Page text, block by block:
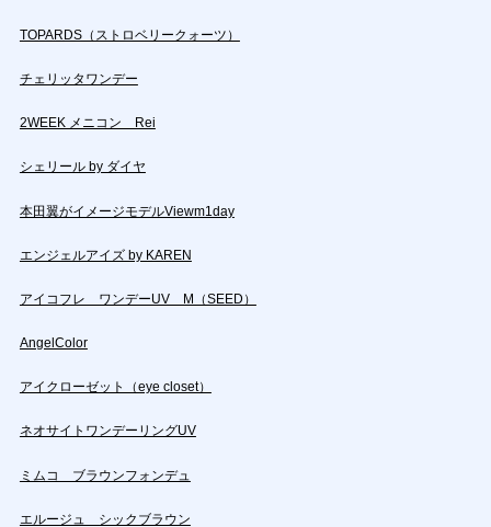
TOPARDS（ストロベリークォーツ）
チェリッタワンデー
2WEEK メニコン Rei
シェリール by ダイヤ
本田翼がイメージモデルViewm1day
エンジェルアイズ by KAREN
アイコフレ ワンデーUV M（SEED）
AngelColor
アイクローゼット（eye closet）
ネオサイトワンデーリングUV
ミムコ ブラウンフォンデュ
エルージュ シックブラウン